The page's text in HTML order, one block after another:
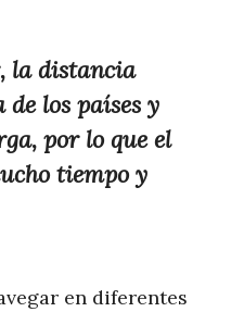
la distancia
los países y
por lo que el
tiempo y
en diferentes